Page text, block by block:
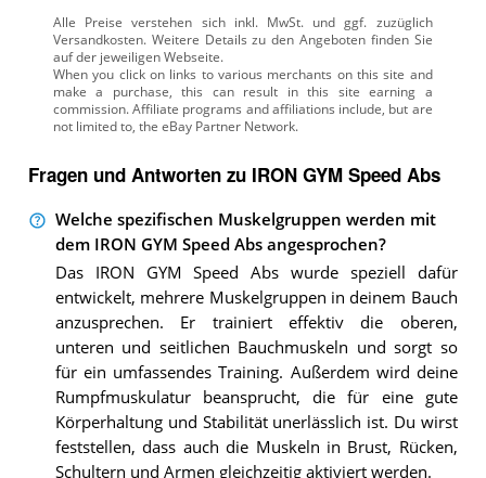
Alle Preise verstehen sich inkl. MwSt. und ggf. zuzüglich
Versandkosten. Weitere Details zu den Angeboten finden Sie
auf der jeweiligen Webseite.
Fragen und Antworten zu IRON GYM Speed Abs
Welche spezifischen Muskelgruppen werden mit
dem IRON GYM Speed Abs angesprochen?
Das IRON GYM Speed Abs wurde speziell dafür
entwickelt, mehrere Muskelgruppen in deinem Bauch
anzusprechen. Er trainiert effektiv die oberen,
unteren und seitlichen Bauchmuskeln und sorgt so
für ein umfassendes Training. Außerdem wird deine
Rumpfmuskulatur beansprucht, die für eine gute
Körperhaltung und Stabilität unerlässlich ist. Du wirst
feststellen, dass auch die Muskeln in Brust, Rücken,
Schultern und Armen gleichzeitig aktiviert werden.